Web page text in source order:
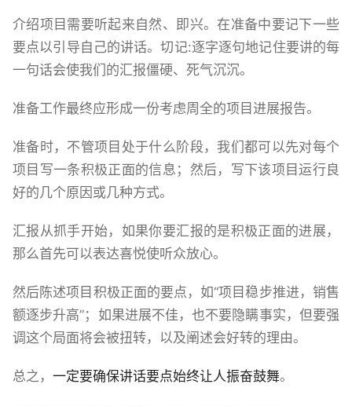
介绍项目需要听起来自然、即兴。在准备中要记下一些
要点以引导自己的讲话。切记:逐字逐句地记住要讲的每
一句话会使我们的汇报僵硬、死气沉沉。
准备工作最终应形成一份考虑周全的项目进展报告。
准备时，不管项目处于什么阶段，我们都可以先对每个
项目写一条积极正面的信息；然后，写下该项目运行良
好的几个原因或几种方式。
汇报从抓手开始，如果你要汇报的是积极正面的进展，
那么首先可以表达喜悦使听众放心。
然后陈述项目积极正面的要点，如“项目稳步推进，销售
额逐步升高”；如果进展不佳，也不要隐瞒事实，但要强
调这个局面将会被扭转，以及阐述会好转的理由。
总之， 一定要确保讲话要点始终让人振奋鼓舞。